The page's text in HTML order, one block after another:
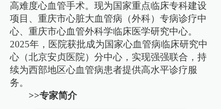
高难度心血管手术。现为国家重点临床专科建设
项目、重庆市心脏大血管病（外科）专病诊疗中
心、重庆市心血管外科学临床医学研究中心。
2025年，医院获批成为国家心血管病临床研究中
心（北京安贞医院）分中心，实现强强联合，持
续为西部地区心血管病患者提供高水平诊疗服
务。
>>专家简介